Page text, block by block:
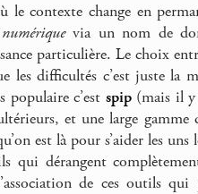
le contexte change en
via un nom de
particulière. Le choix
les difficultés c’est juste la
populaire c’est spip(mais il y
et une large
est là pour s’aider les uns
dérangent
de ces outils